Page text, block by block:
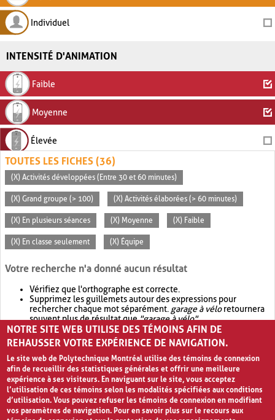
Individuel
INTENSITÉ D'ANIMATION
Faible
Moyenne
Élevée
TOUTES LES FICHES (36)
(X) Activités développées (Entre 30 et 60 minutes)
(X) Grand groupe (> 100) (X) Activités élaborées (> 60 minutes)
(X) En plusieurs séances (X) Moyenne (X) Faible
(X) En classe seulement (X) Équipe
Votre recherche n'a donné aucun résultat
Vérifiez que l'orthographe est correcte.
Supprimez les guillemets autour des expressions pour
rechercher chaque mot séparément. garage à véloretournera
souvent plus de résultat que"garage à vélo".
Envisagez d'élargir votre recherche avec OR.garage OR vélo
retournera souvent plus de résultat quegarage à vélo
NOTRE SITE WEB UTILISE DES TÉMOINS AFIN DE
REHAUSSER VOTRE EXPÉRIENCE DE NAVIGATION.
Le site web de Polytechnique Montréal utilise des témoins de connexion
afin de recueillir des statistiques générales et offrir une meilleure
expérience à ses visiteurs. En naviguant sur le site, vous acceptez
l’utilisation de ces témoins selon les modalités spécifiées aux conditions
d’utilisation. Vous pouvez refuser les témoins de connexion en modifiant
vos paramètres de navigation. Pour en savoir plus sur le recours aux